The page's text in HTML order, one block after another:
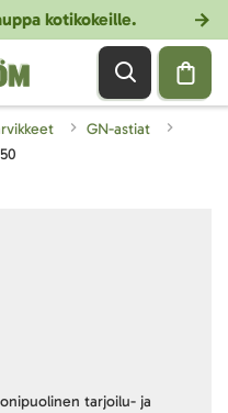
kotikokeille.
GN-astiat
tarjoilu- ja